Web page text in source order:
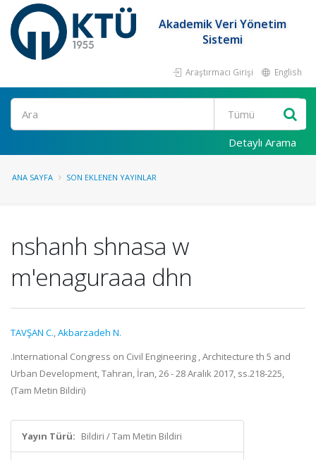
Akademik Veri Yönetim
Sistemi
Araştırmacı Girişi English
Ara
Detaylı Arama
ANA SAYFA SON EKLENEN YAYINLAR
nshanh shnasa w
m'enaguraaa dhn
TAVŞAN C.,Akbarzadeh N.
.International Congress on Civil Engineering , Architecture th 5 and
Urban Development, Tahran, İran, 26 - 28 Aralık 2017, ss.218-225,
(Tam Metin Bildiri)
Yayın Türü: Bildiri / Tam Metin Bildiri